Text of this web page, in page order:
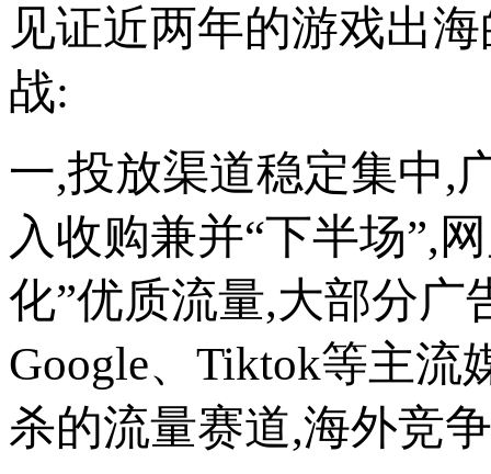
见证近两年的游戏出
战:
一,投放渠道稳定集中,
入收购兼并“下半场”,
化”优质流量,大部分广
Google、Tiktok等主
杀的流量赛道,海外竞